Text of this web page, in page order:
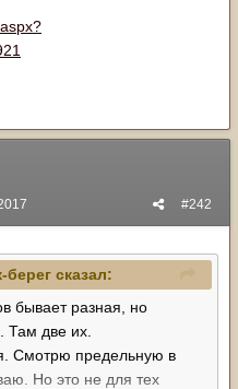
#242
берег сказал:
бывает разная, но
Там две их.
Смотрю предельную в
Но это не для тех